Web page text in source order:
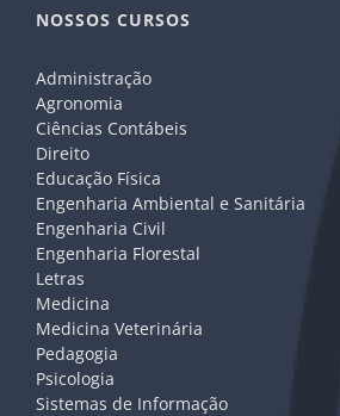
NOSSOS CURSOS
Administração
Agronomia
Ciências Contábeis
Direito
Educação Física
Engenharia Ambiental e Sanitária
Engenharia Civil
Engenharia Florestal
Letras
Medicina
Medicina Veterinária
Pedagogia
Psicologia
Sistemas de Informação